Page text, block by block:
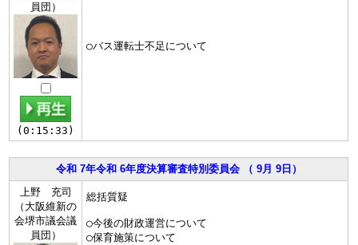
員団）
(0:15:33)
○バス運転士不足について
令和 7年令和 6年度決算審査特別委員会 （ 9月 9日）
上野 充司
（大阪維新の
会堺市議会議
員団）
総括質疑
○今後の財政運営について
○保育施策について